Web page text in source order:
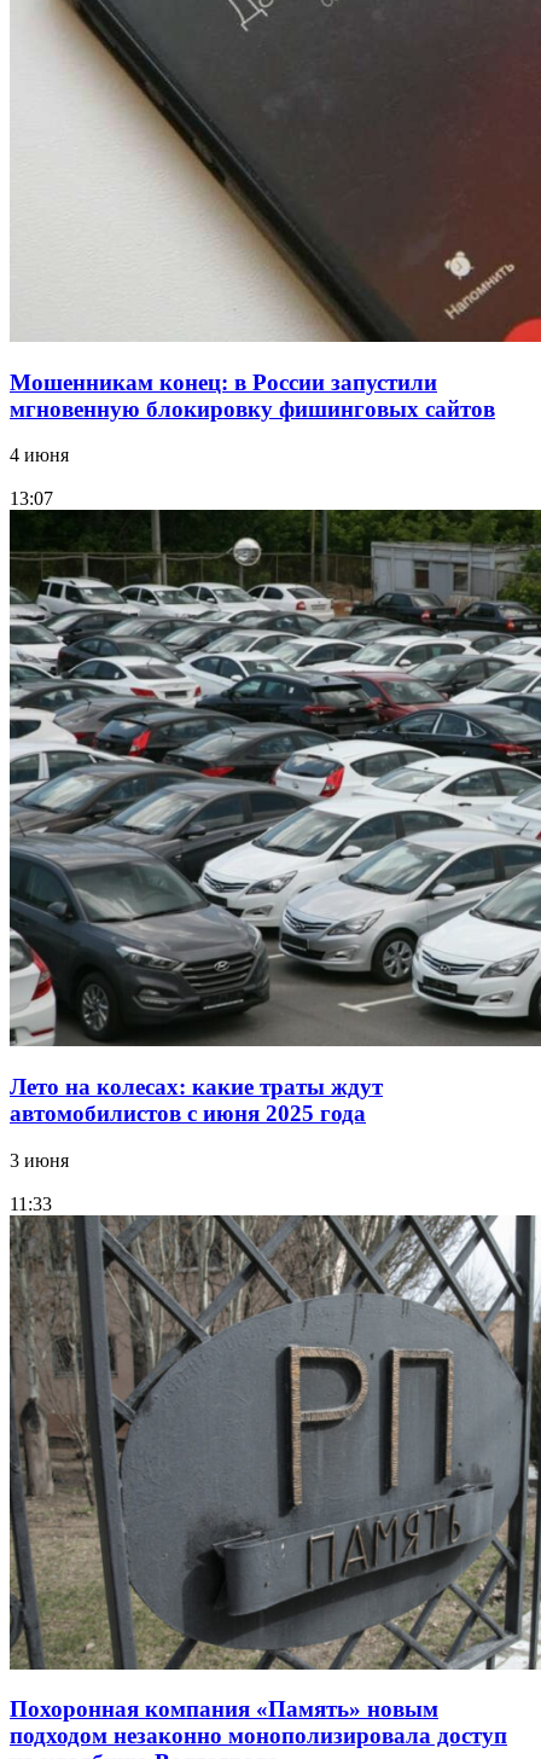
Сладкий праздник в Волгограде: в Центральном
парке прошёл фестиваль „Арбузный переполох“
Волгоградские компании нарастили экспорт:
заключены контракты на 3,6 млн долларов
Мошенникам конец: в России запустили
мгновенную блокировку фишинговых сайтов
4 июня
13:07
Лето на колесах: какие траты ждут
автомобилистов с июня 2025 года
3 июня
11:33
Похоронная компания «Память» новым
подходом незаконно монополизировала доступ